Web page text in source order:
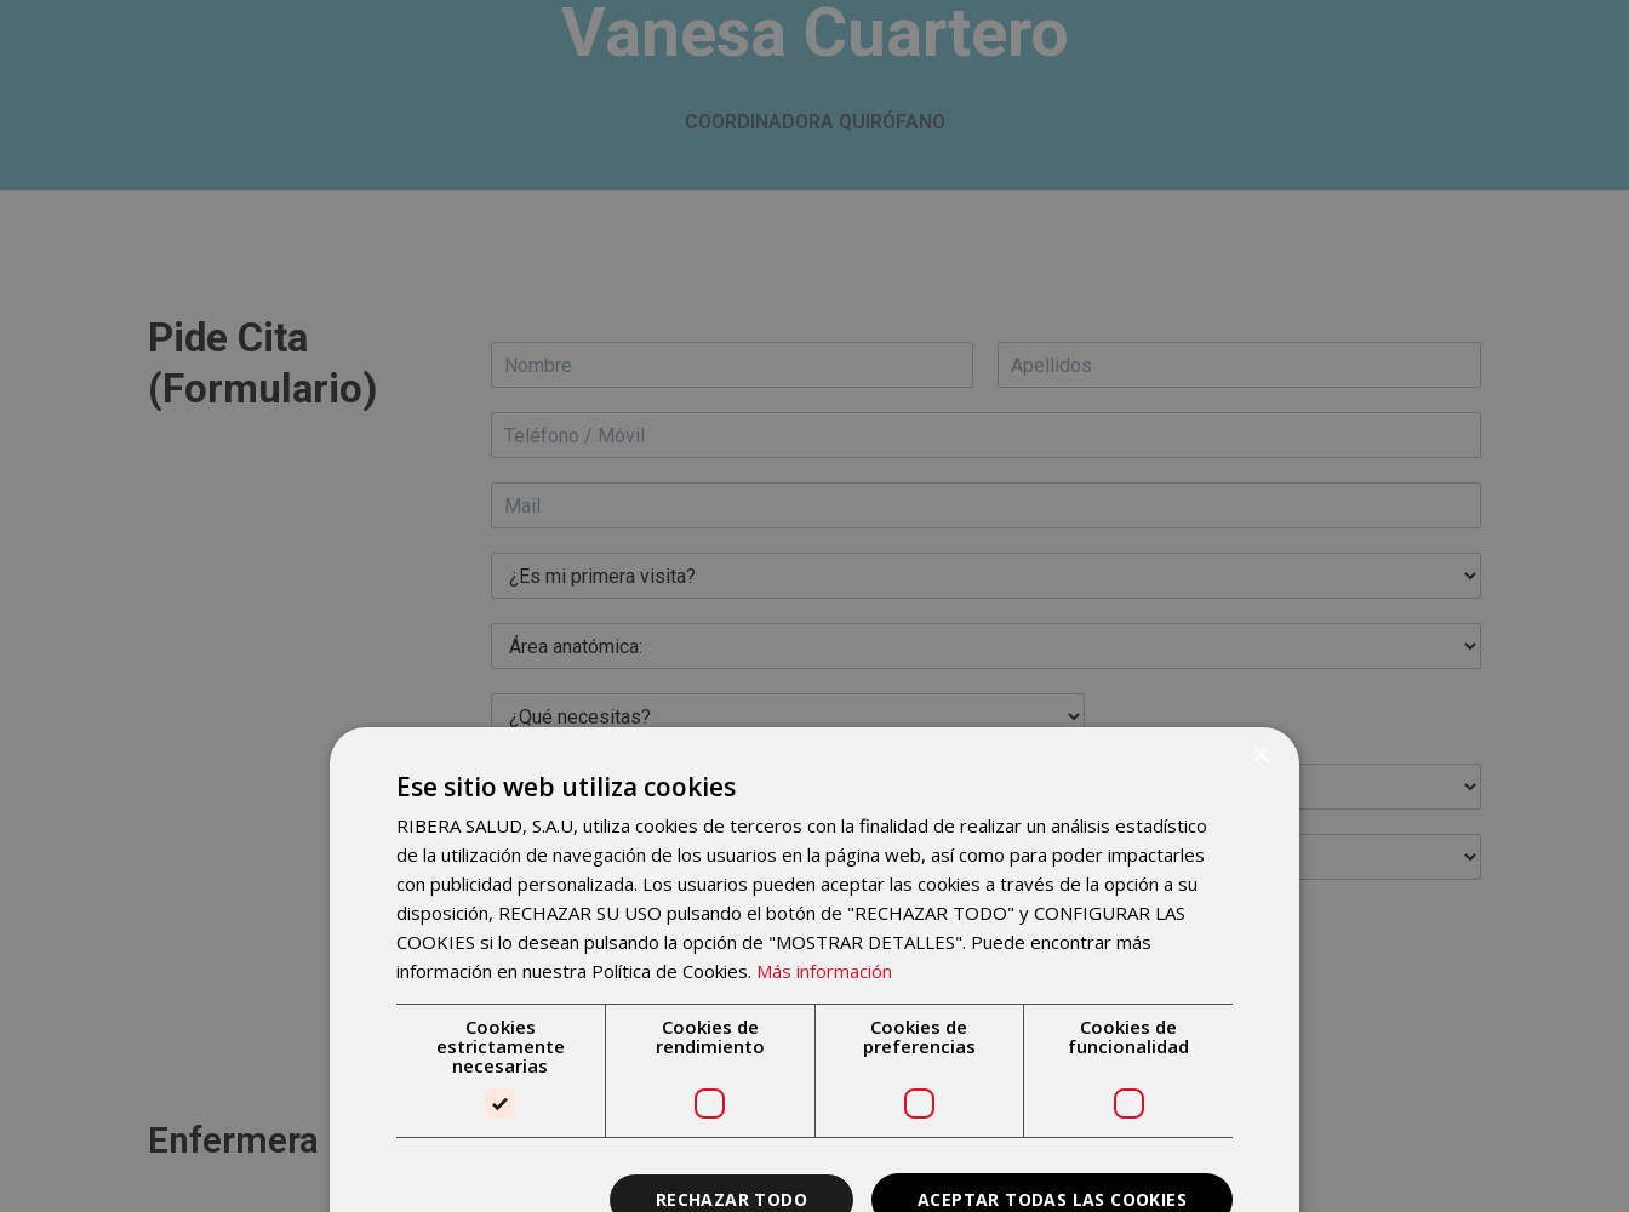
Vanesa Cuartero
COORDINADORA QUIRÓFANO
Pide Cita
(Formulario)
He leído y acepto los términos y condiciones de la política de privacidad *
Enfermera
Ese sitio web utiliza cookies
RIBERA SALUD, S.A.U, utiliza cookies de terceros con la finalidad de realizar un análisis estadístico
de la utilización de navegación de los usuarios en la página web, así como para poder impactarles
con publicidad personalizada. Los usuarios pueden aceptar las cookies a través de la opción a su
disposición, RECHAZAR SU USO pulsando el botón de "RECHAZAR TODO" y CONFIGURAR LAS
COOKIES si lo desean pulsando la opción de "MOSTRAR DETALLES". Puede encontrar más
información en nuestra Política de Cookies. Más información
Cookies
estrictamente
necesarias
Cookies de
rendimiento
Cookies de
preferencias
Cookies de
funcionalidad
ACEPTAR TODAS LAS COOKIES
RECHAZAR TODO